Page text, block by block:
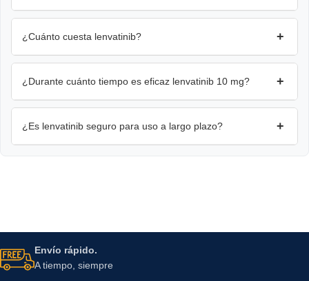
¿Cuánto cuesta lenvatinib? +
¿Durante cuánto tiempo es eficaz lenvatinib 10 mg? +
¿Es lenvatinib seguro para uso a largo plazo? +
Envío rápido.
A tiempo, siempre